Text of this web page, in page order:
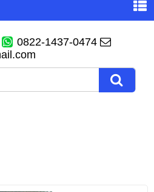
0822-1437-0474